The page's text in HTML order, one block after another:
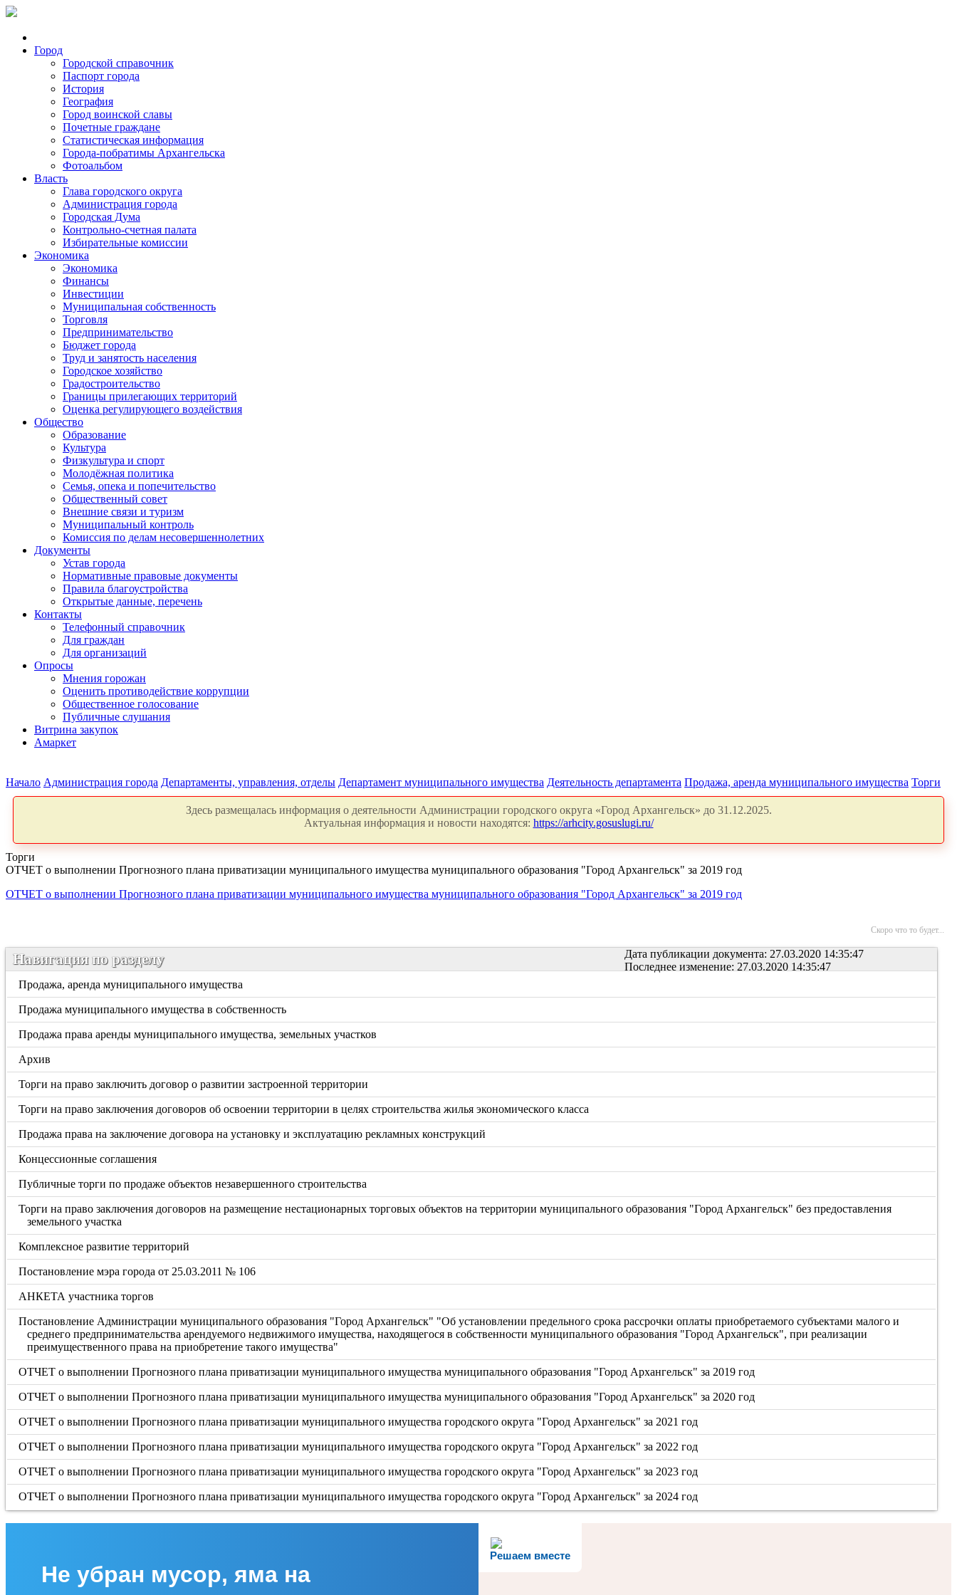
Город
Городской справочник
Паспорт города
История
География
Город воинской славы
Почетные граждане
Статистическая информация
Города-побратимы Архангельска
Фотоальбом
Власть
Глава городского округа
Администрация города
Городская Дума
Контрольно-счетная палата
Избирательные комиссии
Экономика
Экономика
Финансы
Инвестиции
Муниципальная собственность
Торговля
Предпринимательство
Бюджет города
Труд и занятость населения
Городское хозяйство
Градостроительство
Границы прилегающих территорий
Оценка регулирующего воздействия
Общество
Образование
Культура
Физкультура и спорт
Молодёжная политика
Семья, опека и попечительство
Общественный совет
Внешние связи и туризм
Муниципальный контроль
Комиссия по делам несовершеннолетних
Документы
Устав города
Нормативные правовые документы
Правила благоустройства
Открытые данные, перечень
Контакты
Телефонный справочник
Для граждан
Для организаций
Опросы
Мнения горожан
Оценить противодействие коррупции
Общественное голосование
Публичные слушания
Витрина закупок
Амаркет
Начало Администрация города Департаменты, управления, отделы Департамент муниципального имущества Деятельность департамента Продажа, аренда муниципального имущества Торги
Здесь размещалась информация о деятельности Администрации городского округа «Город Архангельск» до 31.12.2025.
Актуальная информация и новости находятся: https://arhcity.gosuslugi.ru/
Торги
ОТЧЕТ о выполнении Прогнозного плана приватизации муниципального имущества муниципального образования "Город Архангельск" за 2019 год
ОТЧЕТ о выполнении Прогнозного плана приватизации муниципального имущества муниципального образования "Город Архангельск" за 2019 год
Скоро что то будет...
Дата публикации документа: 27.03.2020 14:35:47
Последнее изменение: 27.03.2020 14:35:47
Навигация по разделу
Продажа, аренда муниципального имущества
Продажа муниципального имущества в собственность
Продажа права аренды муниципального имущества, земельных участков
Архив
Торги на право заключить договор о развитии застроенной территории
Торги на право заключения договоров об освоении территории в целях строительства жилья экономического класса
Продажа права на заключение договора на установку и эксплуатацию рекламных конструкций
Концессионные соглашения
Публичные торги по продаже объектов незавершенного строительства
Торги на право заключения договоров на размещение нестационарных торговых объектов на территории муниципального образования "Город Архангельск" без предоставления
земельного участка
Комплексное развитие территорий
Постановление мэра города от 25.03.2011 № 106
АНКЕТА участника торгов
Постановление Администрации муниципального образования "Город Архангельск" "Об установлении предельного срока рассрочки оплаты приобретаемого субъектами малого и
среднего предпринимательства арендуемого недвижимого имущества, находящегося в собственности муниципального образования "Город Архангельск", при реализации
преимущественного права на приобретение такого имущества"
ОТЧЕТ о выполнении Прогнозного плана приватизации муниципального имущества муниципального образования "Город Архангельск" за 2019 год
ОТЧЕТ о выполнении Прогнозного плана приватизации муниципального имущества муниципального образования "Город Архангельск" за 2020 год
ОТЧЕТ о выполнении Прогнозного плана приватизации муниципального имущества городского округа "Город Архангельск" за 2021 год
ОТЧЕТ о выполнении Прогнозного плана приватизации муниципального имущества городского округа "Город Архангельск" за 2022 год
ОТЧЕТ о выполнении Прогнозного плана приватизации муниципального имущества городского округа "Город Архангельск" за 2023 год
ОТЧЕТ о выполнении Прогнозного плана приватизации муниципального имущества городского округа "Город Архангельск" за 2024 год
Решаем вместе
Не убран мусор, яма на